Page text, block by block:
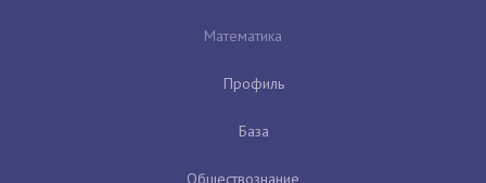
Математика
Профиль
База